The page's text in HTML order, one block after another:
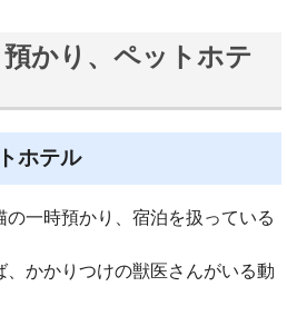
かり、ペットホテ
ホテル
一時預かり、宿泊を扱っている
かかりつけの獣医さんがいる動